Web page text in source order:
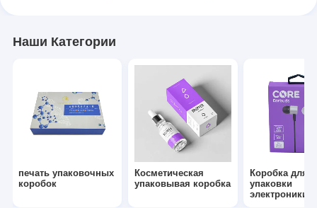
Наши Категории
печать упаковочных
коробок
Косметическая
упаковывая коробка
Коробка для
упаковки
электроники